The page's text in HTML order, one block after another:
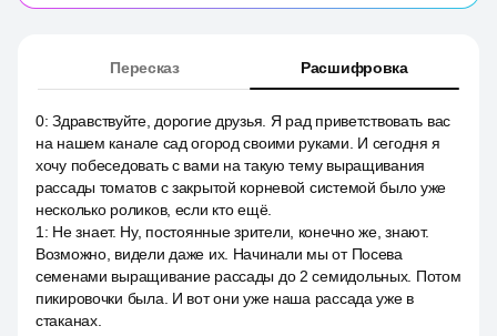
Пересказ Расшифровка
0:Здравствуйте, дорогие друзья. Я рад приветствовать вас
на нашем канале сад огород своими руками. И сегодня я
хочу побеседовать с вами на такую тему выращивания
рассады томатов с закрытой корневой системой было уже
несколько роликов, если кто ещё.
1 : Не знает. Ну, постоянные зрители, конечно же, знают.
Возможно, видели даже их. Начинали мы от Посева
семенами выращивание рассады до 2 семидольных. Потом
пикировочки была. И вот они уже наша рассада уже в
стаканах.